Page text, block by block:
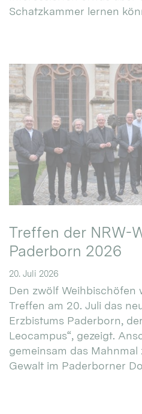
Schatzkammer lernen
Treffen der NRW-
Paderborn 2026
20. Juli 2026
Den zwölf Weihbischöfen
Treffen am 20. Juli das
Erzbistums Paderborn,
Leocampus“, gezeigt.
gemeinsam das Mahnmal
Gewalt im Paderborner